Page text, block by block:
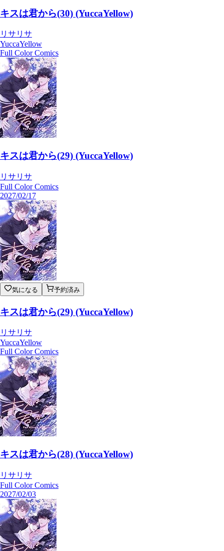
キスは君から(30) (YuccaYellow)
リサリサ
YuccaYellow
Full Color Comics
キスは君から(29) (YuccaYellow)
リサリサ
Full Color Comics
2027/02/17
気になる 予約済み
キスは君から(29) (YuccaYellow)
リサリサ
YuccaYellow
Full Color Comics
キスは君から(28) (YuccaYellow)
リサリサ
Full Color Comics
2027/02/03